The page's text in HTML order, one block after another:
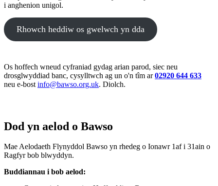
i anghenion unigol.
Rhowch heddiw os gwelwch yn dda
Os hoffech wneud cyfraniad gydag arian parod, siec neu
drosglwyddiad banc, cysylltwch ag un o'n tîm ar02920 644 633
neu e-bost info@bawso.org.uk. Diolch.
Dod yn aelod o Bawso
Mae Aelodaeth Flynyddol Bawso yn rhedeg o Ionawr 1af i 31ain o
Ragfyr bob blwyddyn.
Buddiannau i bob aelod: